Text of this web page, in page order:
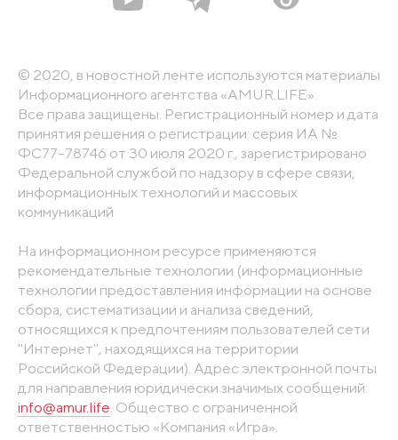
© 2020, в новостной ленте используются материалы
Информационного агентства «AMUR.LIFE».
Все права защищены. Регистрационный номер и дата
принятия решения о регистрации: серия ИА №
ФС77-78746 от 30 июля 2020 г., зарегистрировано
Федеральной службой по надзору в сфере связи,
информационных технологий и массовых
коммуникаций
На информационном ресурсе применяются
рекомендательные технологии (информационные
технологии предоставления информации на основе
сбора, систематизации и анализа сведений,
относящихся к предпочтениям пользователей сети
"Интернет", находящихся на территории
Российской Федерации). Адрес электронной почты
для направления юридически значимых сообщений:
info@amur.life . Общество с ограниченной
ответственностью «Компания «Игра».